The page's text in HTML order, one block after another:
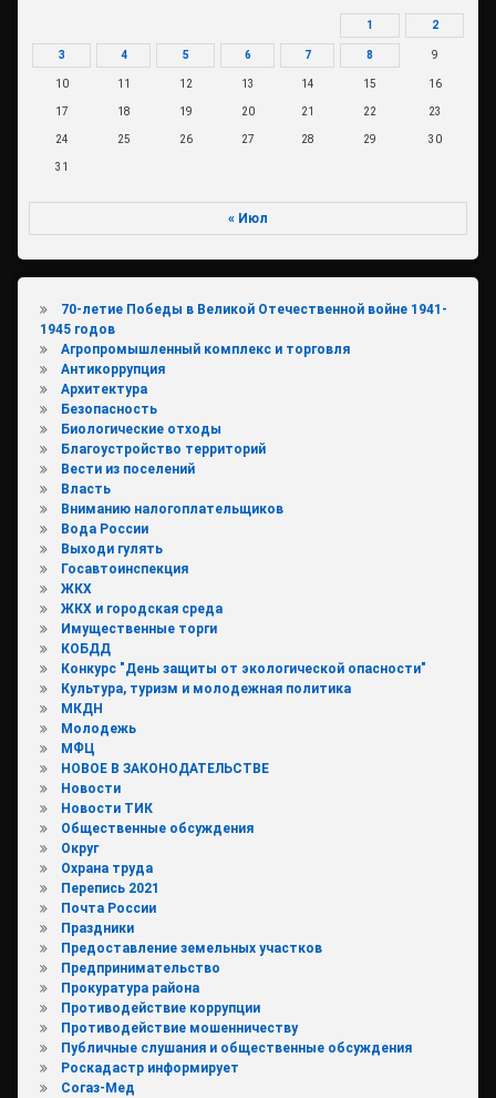
1 2
3 4 5 6 7 8 9
10 11 12 13 14 15 16
17 18 19 20 21 22 23
24 25 26 27 28 29 30
31
« Июл
70-летие Победы в Великой Отечественной войне 1941-
1945 годов
Агропромышленный комплекс и торговля
Антикоррупция
Архитектура
Безопасность
Биологические отходы
Благоустройство территорий
Вести из поселений
Власть
Вниманию налогоплательщиков
Вода России
Выходи гулять
Госавтоинспекция
ЖКХ
ЖКХ и городская среда
Имущественные торги
КОБДД
Конкурс "День защиты от экологической опасности"
Культура, туризм и молодежная политика
МКДН
Молодежь
МФЦ
НОВОЕ В ЗАКОНОДАТЕЛЬСТВЕ
Новости
Новости ТИК
Общественные обсуждения
Округ
Охрана труда
Перепись 2021
Почта России
Праздники
Предоставление земельных участков
Предпринимательство
Прокуратура района
Противодействие коррупции
Противодействие мошенничеству
Публичные слушания и общественные обсуждения
Роскадастр информирует
Согаз-Мед